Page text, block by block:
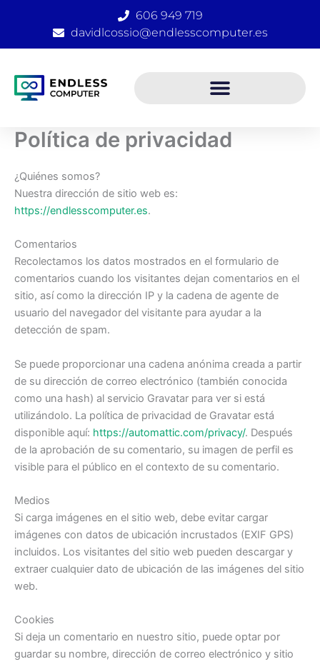
606 949 719
davidlcossio@endlesscomputer.es
Política de privacidad
¿Quiénes somos?
Nuestra dirección de sitio web es:
https://endlesscomputer.es.
Comentarios
Recolectamos los datos mostrados en el formulario de
comentarios cuando los visitantes dejan comentarios en el
sitio, así como la dirección IP y la cadena de agente de
usuario del navegador del visitante para ayudar a la
detección de spam.
Se puede proporcionar una cadena anónima creada a partir
de su dirección de correo electrónico (también conocida
como una hash) al servicio Gravatar para ver si está
utilizándolo. La política de privacidad de Gravatar está
disponible aquí: https://automattic.com/privacy/. Después
de la aprobación de su comentario, su imagen de perfil es
visible para el público en el contexto de su comentario.
Medios
Si carga imágenes en el sitio web, debe evitar cargar
imágenes con datos de ubicación incrustados (EXIF GPS)
incluidos. Los visitantes del sitio web pueden descargar y
extraer cualquier dato de ubicación de las imágenes del sitio
web.
Cookies
Si deja un comentario en nuestro sitio, puede optar por
guardar su nombre, dirección de correo electrónico y sitio